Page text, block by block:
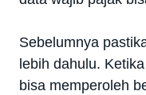
Sebelumnya
lebih dahulu.
bisa memperoleh